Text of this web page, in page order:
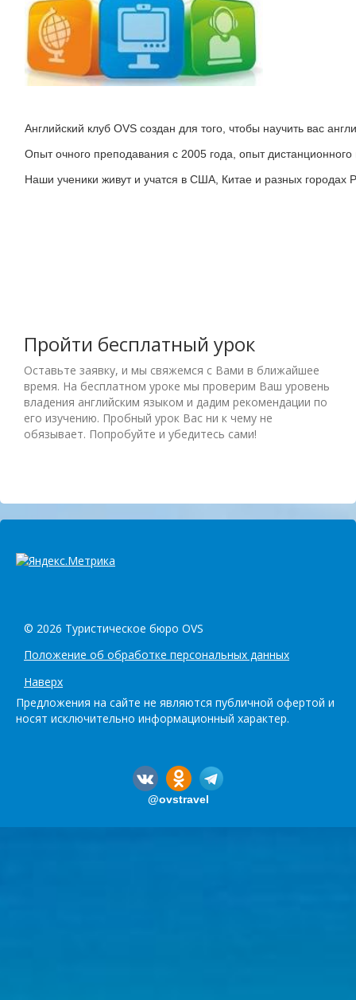
Английский клуб OVS создан для того, чтобы научить вас
Опыт очного преподавания с 2005 года, опыт
Наши ученики живут и учатся в США, Китае и разных городах
Пройти бесплатный урок
Оставьте заявку, и мы свяжемся с Вами в ближайшее
время. На бесплатном уроке мы проверим Ваш уровень
владения английским языком и дадим рекомендации по
его изучению. Пробный урок Вас ни к чему не
обязывает. Попробуйте и убедитесь сами!
© 2026 Туристическое бюро OVS
Положение об обработке персональных данных
Наверх
Предложения на сайте не являются публичной офертой и
носят исключительно информационный характер.
@ovstravel